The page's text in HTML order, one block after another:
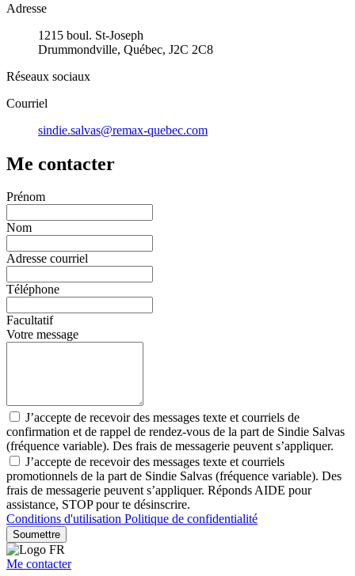
Adresse
1215 boul. St-Joseph
Drummondville, Québec, J2C 2C8
Réseaux sociaux
Courriel
sindie.salvas@remax-quebec.com
Me contacter
Prénom
Nom
Adresse courriel
Téléphone
Facultatif
Votre message
J’accepte de recevoir des messages texte et courriels de
confirmation et de rappel de rendez-vous de la part de Sindie Salvas
(fréquence variable). Des frais de messagerie peuvent s’appliquer.
J’accepte de recevoir des messages texte et courriels
promotionnels de la part de Sindie Salvas (fréquence variable). Des
frais de messagerie peuvent s’appliquer. Réponds AIDE pour
assistance, STOP pour te désinscrire.
Conditions d'utilisation Politique de confidentialité
Soumettre
Me contacter